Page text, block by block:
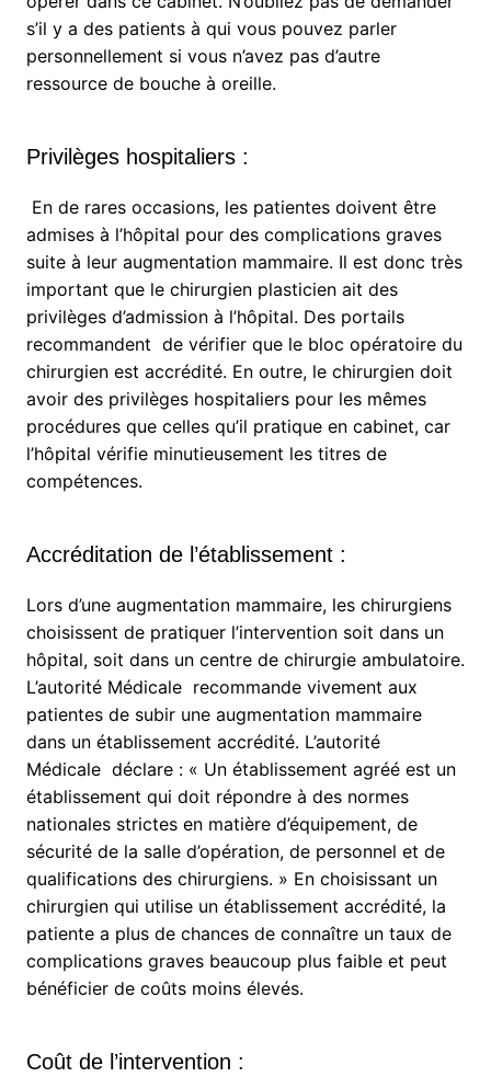
s’il y a des patients à qui vous pouvez parler
personnellement si vous n’avez pas d’autre
ressource de bouche à oreille.
Privilèges hospitaliers :
En de rares occasions, les patientes doivent être
admises à l’hôpital pour des complications graves
suite à leur augmentation mammaire. Il est donc très
important que le chirurgien plasticien ait des
privilèges d’admission à l’hôpital. Des portails
recommandent de vérifier que le bloc opératoire du
chirurgien est accrédité. En outre, le chirurgien doit
avoir des privilèges hospitaliers pour les mêmes
procédures que celles qu’il pratique en cabinet, car
l’hôpital vérifie minutieusement les titres de
compétences.
Accréditation de l’établissement :
Lors d’une augmentation mammaire, les chirurgiens
choisissent de pratiquer l’intervention soit dans un
hôpital, soit dans un centre de chirurgie ambulatoire.
L’autorité Médicale recommande vivement aux
patientes de subir une augmentation mammaire
dans un établissement accrédité. L’autorité
Médicale déclare : « Un établissement agréé est un
établissement qui doit répondre à des normes
nationales strictes en matière d’équipement, de
sécurité de la salle d’opération, de personnel et de
qualifications des chirurgiens. » En choisissant un
chirurgien qui utilise un établissement accrédité, la
patiente a plus de chances de connaître un taux de
complications graves beaucoup plus faible et peut
bénéficier de coûts moins élevés.
Coût de l’intervention :